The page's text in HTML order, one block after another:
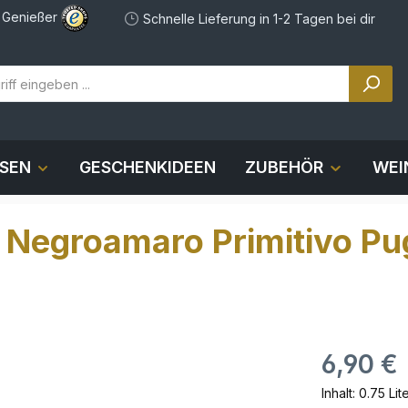
Schnelle Lieferung in 1-2 Tagen bei dir
GESCHENKIDEEN ZUBEHÖR
Primitivo
6,90 €
Inhalt: 0.75